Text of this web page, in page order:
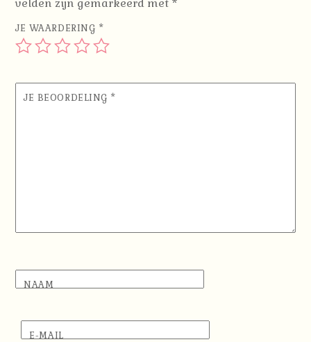
velden zijn gemarkeerd met *
JE WAARDERING *
JE BEOORDELING *
NAAM
E-MAIL